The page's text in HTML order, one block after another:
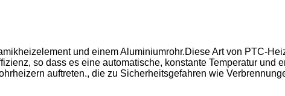
und einem Aluminiumrohr.Diese Art von PTC-
so dass es eine automatische, konstante Temperatur und
auftreten., die zu Sicherheitsgefahren wie